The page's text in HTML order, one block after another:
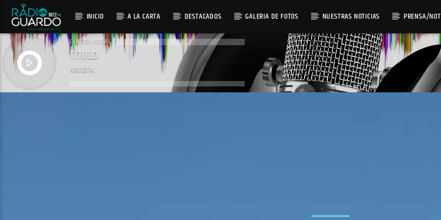
INICIO A LA CARTA DESTACADOS GALERIA DE FOTOS NUESTRAS NOTICIAS PRENSA/
CANCIÓN ACTUAL
TÍTULO
ARTISTA